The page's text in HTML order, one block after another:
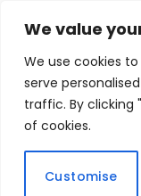
We value
We use cookies
serve
traffic. By clicking
of cookies.
Customise
Home » Posts
BROWSING: